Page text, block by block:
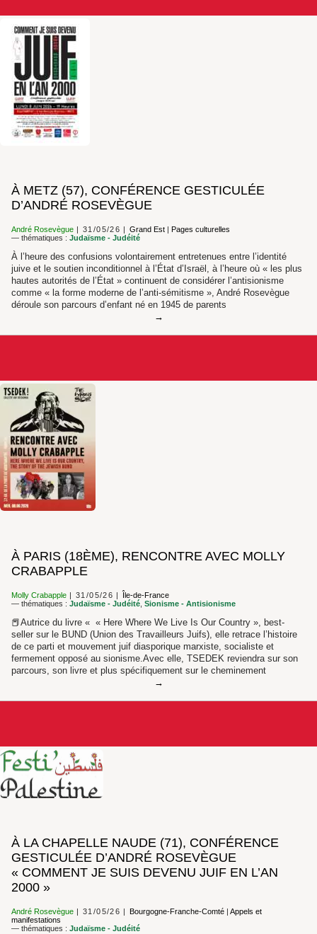
À METZ (57), CONFÉRENCE GESTICULÉE
D’ANDRÉ ROSEVÈGUE
André Rosevègue 31/05/26 Grand Est
Pages culturelles
— thématiques : Judaïsme - Judéité
À l’heure des confusions volontairement entretenues entre l’identité
juive et le soutien inconditionnel à l’État d’Israël, à l’heure où « les plus
hautes autorités de l’État » continuent de considérer l’antisionisme
comme « la forme moderne de l’anti-sémitisme », André Rosevègue
déroule son parcours d’enfant né en 1945 de parents
À PARIS (18ÈME), RENCONTRE AVEC MOLLY
CRABAPPLE
Molly Crabapple 31/05/26
Île-de-France
— thématiques : Judaïsme - Judéité Sionisme - Antisionisme
📕Autrice du livre « « Here Where We Live Is Our Country », best-
seller sur le BUND (Union des Travailleurs Juifs), elle retrace l’histoire
de ce parti et mouvement juif diasporique marxiste, socialiste et
fermement opposé au sionisme.Avec elle, TSEDEK reviendra sur son
parcours, son livre et plus spécifiquement sur le cheminement
À LA CHAPELLE NAUDE (71), CONFÉRENCE
GESTICULÉE D’ANDRÉ ROSEVÈGUE
« COMMENT JE SUIS DEVENU JUIF EN L’AN
2000 »
André Rosevègue 31/05/26 Bourgogne-Franche-Comté |Appels et
manifestations
— thématiques : Judaïsme - Judéité